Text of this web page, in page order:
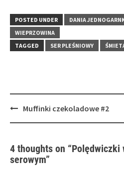
POSTED UNDER DANIA
WIEPRZOWINA
TAGGED
SER PLEŚNIOWY
PostMuffinki czekoladowe #2
4 thoughts on “Polędwiczki
serowym”